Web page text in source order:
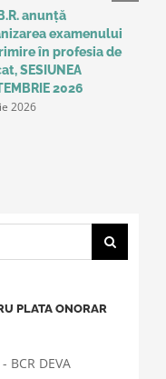
anunță
examenului
în profesia de
SESIUNEA
2026
2026
PLATA ONORAR
BCR DEVA